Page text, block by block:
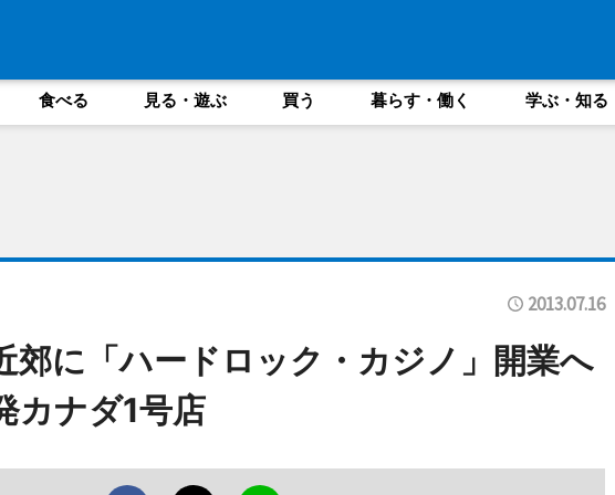
食べる 見る・遊ぶ 買う 暮らす・働く 学ぶ・知る
2013.07.16
郊に「ハードロック・カジノ」開業へ
カナダ1号店